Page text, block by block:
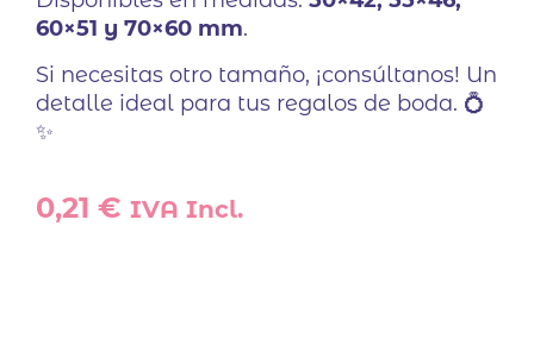
60×51 y 70×60 mm.
Si necesitas otro tamaño, ¡consúltanos! Un
detalle ideal para tus regalos de boda. 💍
✨
0,21 € IVA Incl.